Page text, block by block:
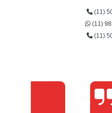
(11)
(11)
(11)